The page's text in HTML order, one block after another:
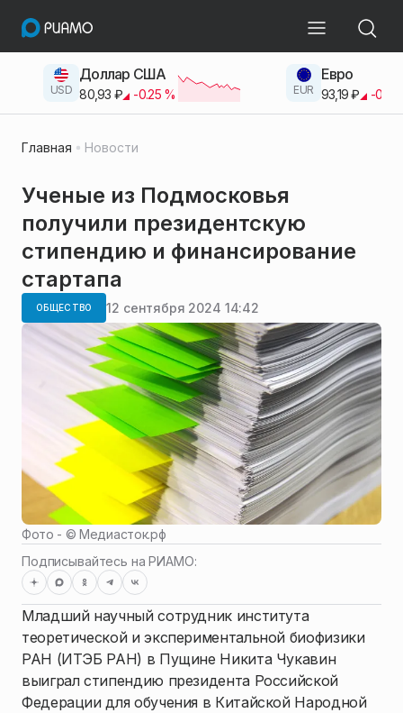
USD
Доллар США
80,93 ₽ -0.25% EUR
Евро
93,19 ₽ -0.42
Главная Новости
Ученые из Подмосковья
получили президентскую
стипендию и финансирование
стартапа
ОБЩЕСТВО 12 сентября 2024 14:42
Фото - ©Медиасток.рф
Подписывайтесь на РИАМО:
Младший научный сотрудник института
теоретической и экспериментальной биофизики
РАН (ИТЭБ РАН) в Пущине Никита Чукавин
выиграл стипендию президента Российской
Федерации для обучения в Китайской Народной